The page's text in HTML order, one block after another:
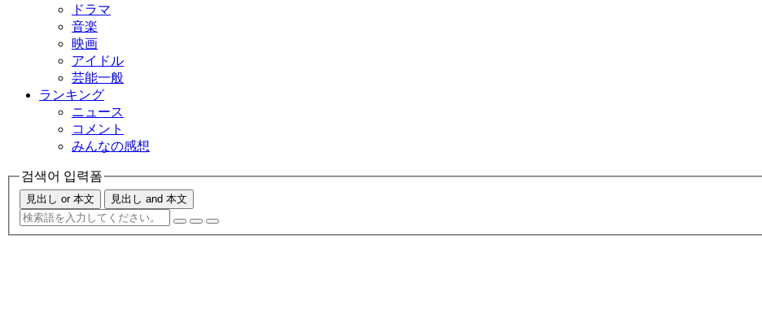
ドラマ
音楽
映画
アイドル
芸能一般
ランキング
ニュース
コメント
みんなの感想
검색어 입력폼
見出し or 本文 見出し and 本文